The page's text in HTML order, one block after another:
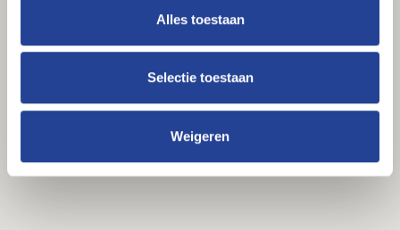
Alles toestaan
Selectie toestaan
Weigeren